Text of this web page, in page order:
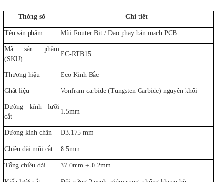
Thông số Chi tiết
Tên sản phẩm Mũi Router Bit / Dao phay bản mạch PCB
Mã sản phẩm
(SKU)
EC-RTB15
Thương hiệu Eco Kinh Bắc
Chất liệu Vonfram carbide (Tungsten Carbide) nguyên khối
Đường kính lưỡi
cắt
1.5mm
Đường kính chân D3.175 mm
Chiều dài mũi cắt 8.5mm
Tổng chiều dài 37.0mm +-0.2mm